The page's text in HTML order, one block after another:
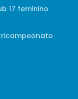
17 feminino